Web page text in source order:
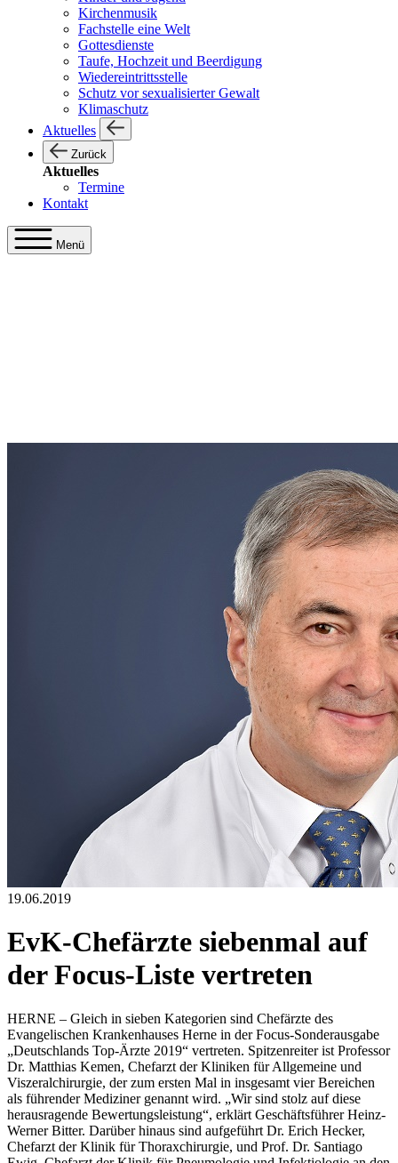
Kirchenmusik
Fachstelle eine Welt
Gottesdienste
Taufe, Hochzeit und Beerdigung
Wiedereintrittsstelle
Schutz vor sexualisierter Gewalt
Klimaschutz
Aktuelles
Zurück
Aktuelles
Termine
Kontakt
Menü
19.06.2019
EvK-Chefärzte siebenmal auf
der Focus-Liste vertreten
HERNE – Gleich in sieben Kategorien sind Chefärzte des
Evangelischen Krankenhauses Herne in der Focus-Sonderausgabe
„Deutschlands Top-Ärzte 2019“ vertreten. Spitzenreiter ist Professor
Dr. Matthias Kemen, Chefarzt der Kliniken für Allgemeine und
Viszeralchirurgie, der zum ersten Mal in insgesamt vier Bereichen
als führender Mediziner genannt wird. „Wir sind stolz auf diese
herausragende Bewertungsleistung“, erklärt Geschäftsführer Heinz-
Werner Bitter. Darüber hinaus sind aufgeführt Dr. Erich Hecker,
Chefarzt der Klinik für Thoraxchirurgie, und Prof. Dr. Santiago